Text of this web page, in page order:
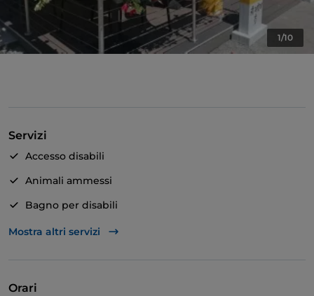
1/10
Servizi
Accesso disabili
Animali ammessi
Bagno per disabili
Si parla inglese
Mostra altri servizi
Orari